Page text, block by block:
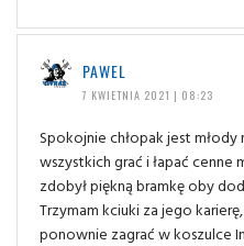
PAWEL
7 KWIETNIA 2021 | 08:23
Spokojnie chłopak jest
wszystkich grać i łapać cenne
zdobył piękną bramkę oby
Trzymam kciuki za jego
ponownie zagrać w koszulce